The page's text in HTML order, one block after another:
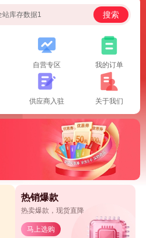
站库存数据1 搜索
自营专区 我的订单
供应商入驻 关于我们
热销爆款
热卖爆款，现货直降
马上选购